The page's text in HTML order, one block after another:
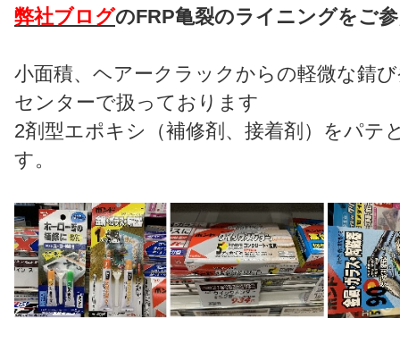
弊社ブログのFRP亀裂のライニングをご
小面積、ヘアークラックからの軽微な錆
センターで扱っております
2剤型エポキシ（補修剤、接着剤）をパテ
す。